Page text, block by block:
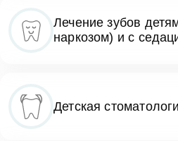
Лечение зубов
наркозом) и с
Детская